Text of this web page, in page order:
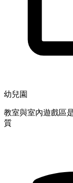
幼兒園
教室與室內遊戲區
質